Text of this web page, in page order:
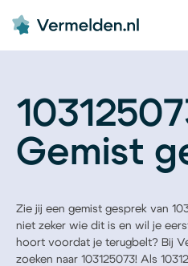
Gemist
Zie jij een gemist gesprek van
niet zeker wie dit is en wil je
hoort voordat je terugbelt? Bij
zoeken naar 103125073! Als